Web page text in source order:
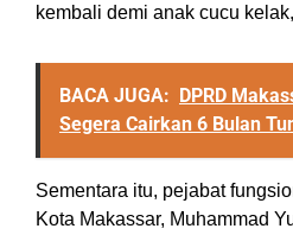
kembali demi anak cucu
BACA JUGA: DPRD
Segera Cairkan 6 Bulan
Sementara itu, pejabat
Kota Makassar, Muhammad